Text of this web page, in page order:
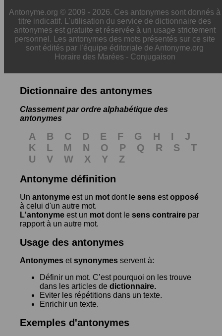
Antonyme.org © 2009 - 2026. Ces antonymes sont donnés à
titre indicatif. L'utilisation du service de dictionnaire des
antonymes est gratuite et réservée à un usage strictement
personnel. Les antonymes des mots présentés sur ce site
sont édités par l’équipe éditoriale de Antonyme.org
Horaire des Marées - Conjugaison
Dictionnaire des antonymes
Classement par ordre alphabétique des
antonymes
A B C D E F G H I
J
K
L M N O P Q R S
T
U
V W X Y
Z
Antonyme définition
Un antonyme est un mot dont le sens estopposé
à celui d'un autre mot.
L'antonyme est un mot dont le sens contraire par
rapport à un autre mot.
Usage des antonymes
Antonymes etsynonymes servent à:
Définir un mot. C’est pourquoi on les trouve
dans les articles de dictionnaire.
Eviter les répétitions dans un texte.
Enrichir un texte.
Exemples d'antonymes